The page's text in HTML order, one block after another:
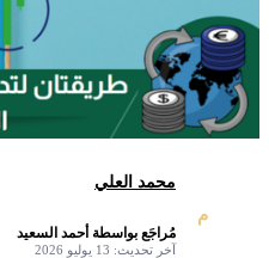
م
محمد العلي
مُراجَع بواسطة أحمد السعيد
آخر تحديث: 13 يوليو 2026